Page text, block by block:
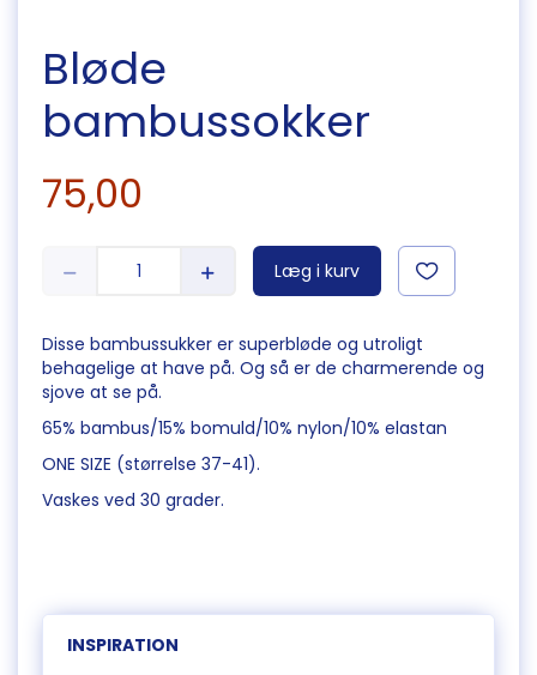
Bløde
bambussokker
75,00
Læg i kurv
Disse bambussukker er superbløde og utroligt
behagelige at have på. Og så er de charmerende og
sjove at se på.
65% bambus/15% bomuld/10% nylon/10% elastan
ONE SIZE (størrelse 37-41).
Vaskes ved 30 grader.
INSPIRATION